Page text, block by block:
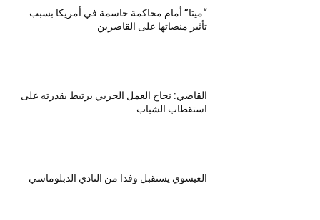
“ميتا” أمام محاكمة حاسمة في أمريكا بسبب
تأثير منصاتها على القاصرين
القاضي: نجاح العمل الحزبي يرتبط بقدرته على
استقطاب الشباب
العيسوي يستقبل وفدا من النادي الدبلوماسي